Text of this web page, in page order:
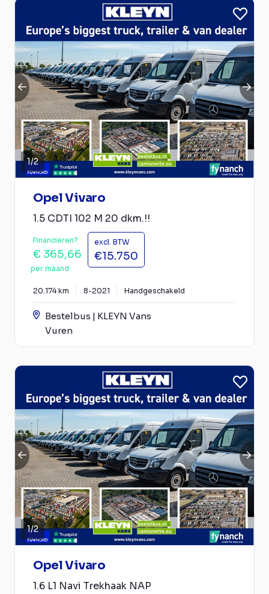
1/2
Opel Vivaro
1.5 CDTI 102 M 20 dkm.!!
Financieren?
€ 365,66
per maand
excl. BTW
€15.750
20.174 km 8-2021 Handgeschakeld
Bestelbus | KLEYN Vans
Vuren
1/2
Opel Vivaro
1.6 L1 Navi Trekhaak NAP